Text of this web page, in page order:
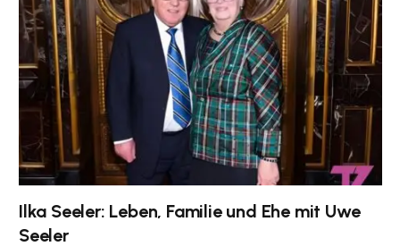
Ilka Seeler: Leben, Familie und Ehe mit Uwe
Seeler